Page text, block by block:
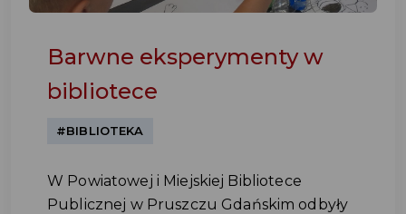
Barwne eksperymenty w
bibliotece
#BIBLIOTEKA
W Powiatowej i Miejskiej Bibliotece
Publicznej w Pruszczu Gdańskim odbyły